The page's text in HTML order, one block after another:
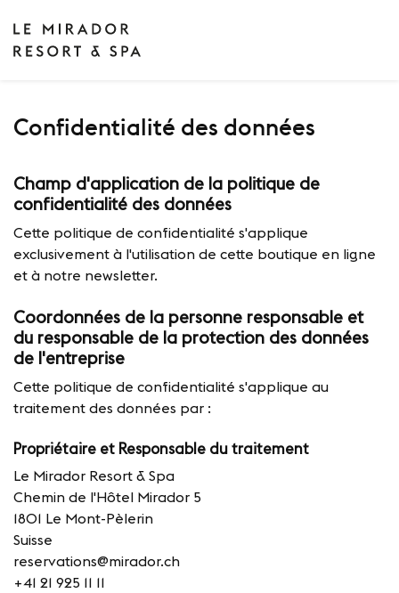
Confidentialité des données
Champ d'application de la politique de
confidentialité des données
Cette politique de confidentialité s'applique
exclusivement à l'utilisation de cette boutique en ligne
et à notre newsletter.
Coordonnées de la personne responsable et
du responsable de la protection des données
de l'entreprise
Cette politique de confidentialité s'applique au
traitement des données par :
Propriétaire et Responsable du traitement
Le Mirador Resort & Spa
Chemin de l'Hôtel Mirador 5
1801 Le Mont-Pèlerin
Suisse
reservations@mirador.ch
+41 21 925 11 11